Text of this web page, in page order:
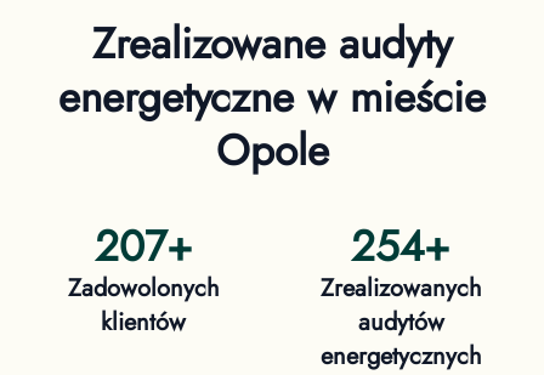
Zrealizowane audyty
energetyczne w mieście
Opole
207+
Zadowolonych
klientów
254+
Zrealizowanych
audytów
energetycznych